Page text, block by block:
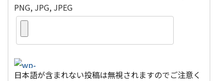
PNG, JPG, JPEG
日本語が含まれない投稿は無視されますのでご注意く